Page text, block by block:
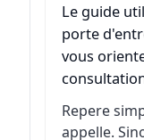
Le guide
porte
vous
Repere
appelle.